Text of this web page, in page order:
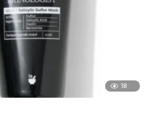
18